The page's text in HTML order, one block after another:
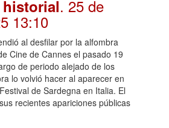
. 25 de
13:10
al desfilar por la alfombra
Cine de Cannes el pasado 19
de periodo alejado de los
lo volvió hacer al aparecer en
de Sardegna en Italia. El
recientes apariciones públicas